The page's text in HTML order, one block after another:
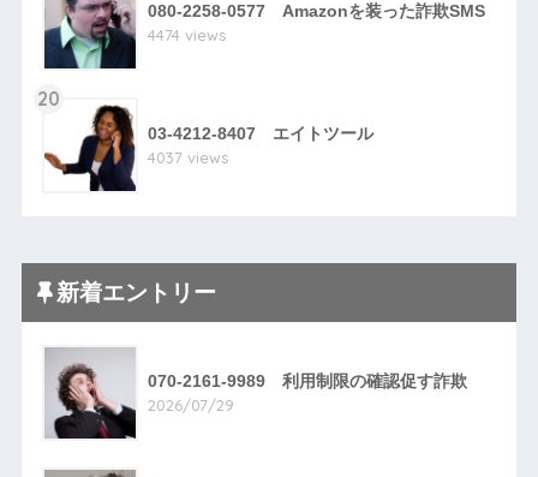
080-2258-0577 Amazonを装った詐欺SMS
4474 views
20
03-4212-8407 エイトツール
4037 views
新着エントリー
070-2161-9989 利用制限の確認促す詐欺
2026/07/29